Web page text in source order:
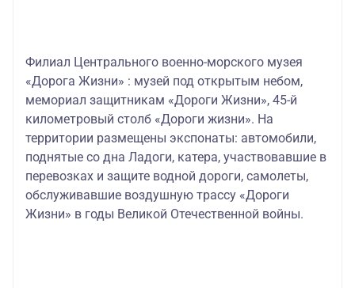
Филиал Центрального военно-морского музея
«Дорога Жизни» : музей под открытым небом,
мемориал защитникам «Дороги Жизни», 45-й
километровый столб «Дороги жизни». На
территории размещены экспонаты: автомобили,
поднятые со дна Ладоги, катера, участвовавшие в
перевозках и защите водной дороги, самолеты,
обслуживавшие воздушную трассу «Дороги
Жизни» в годы Великой Отечественной войны.